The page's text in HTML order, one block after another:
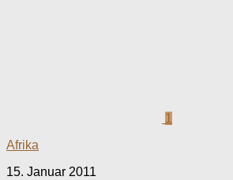
1
Afrika
15. Januar 2011